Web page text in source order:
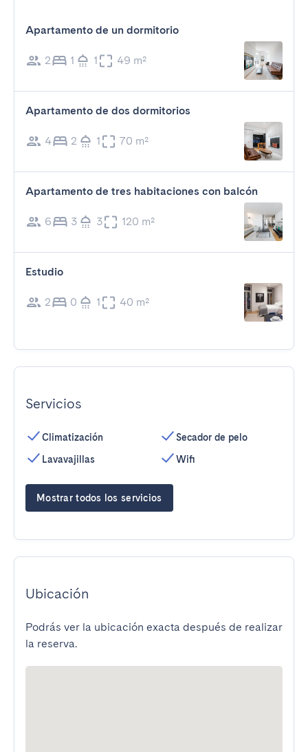
Apartamento de un dormitorio
2 1 1 49 m²
Apartamento de dos dormitorios
4 2 1 70 m²
Apartamento de tres habitaciones con balcón
6 3 3 120 m²
Estudio
2 0 1 40 m²
Servicios
Climatización
Lavavajillas
Secador de pelo
Wifi
Mostrar todos los servicios
Ubicación
Podrás ver la ubicación exacta después de realizar
la reserva.